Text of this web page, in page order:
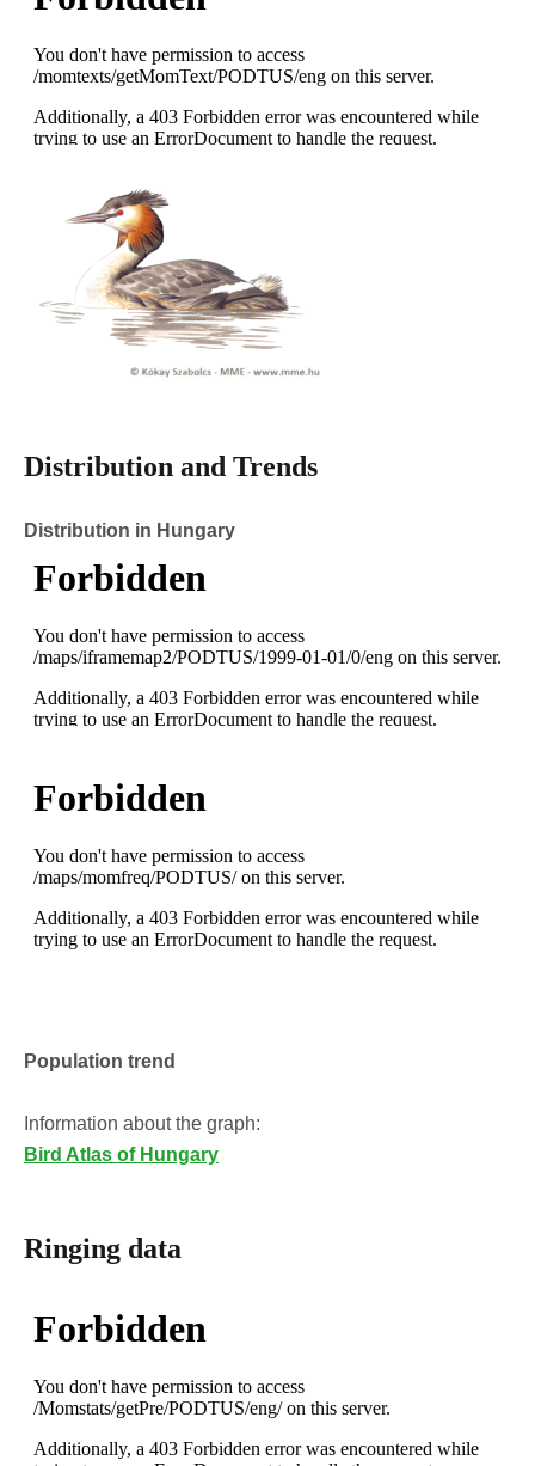
Distribution and Trends
Distribution in Hungary
Population trend
Information about the graph:
Bird Atlas of Hungary
Ringing data